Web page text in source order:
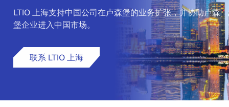
LTIO 上海支持中国公司在卢森堡的业务扩张，并协助卢森
堡企业进入中国市场。
联系 LTIO 上海